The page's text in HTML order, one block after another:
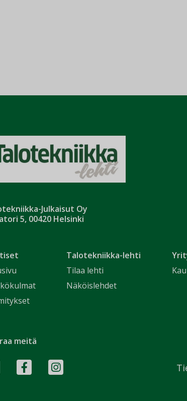
Julkaisut Oy
5, 00420 Helsinki
Talotekniikka-lehti
Tilaa lehti
Näköislehdet
meitä